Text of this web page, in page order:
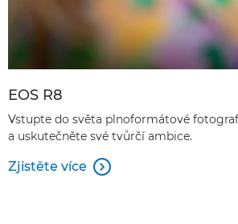
EOS R8
Vstupte do světa plnoformátové
a uskutečněte své tvůrčí ambice.
Zjistěte více 